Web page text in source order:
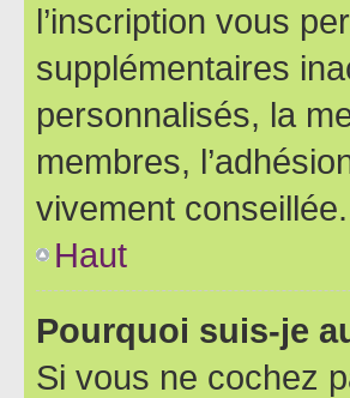
l’inscription vous
supplémentaires
personnalisés, la
membres,
vivement conseillée.
Haut
Pourquoi suis-je
Si vous ne cochez